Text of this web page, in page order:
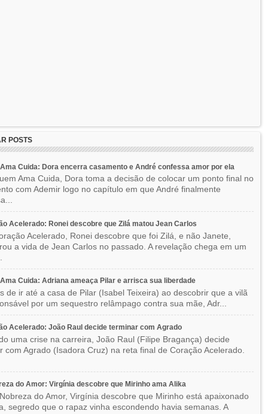
POSTS
Cuida: Dora encerra casamento e André confessa amor por ela
Ama Cuida, Dora toma a decisão de colocar um ponto final no
com Ademir logo no capítulo em que André finalmente
Acelerado: Ronei descobre que Zilá matou Jean Carlos
Acelerado, Ronei descobre que foi Zilá, e não Janete,
a vida de Jean Carlos no passado. A revelação chega em um
Cuida: Adriana ameaça Pilar e arrisca sua liberdade
de ir até a casa de Pilar (Isabel Teixeira) ao descobrir que a vilã
por um sequestro relâmpago contra sua mãe, Adr...
Acelerado: João Raul decide terminar com Agrado
uma crise na carreira, João Raul (Filipe Bragança) decide
com Agrado (Isadora Cruz) na reta final de Coração Acelerado.
do Amor: Virgínia descobre que Mirinho ama Alika
do Amor, Virgínia descobre que Mirinho está apaixonado
segredo que o rapaz vinha escondendo havia semanas. A